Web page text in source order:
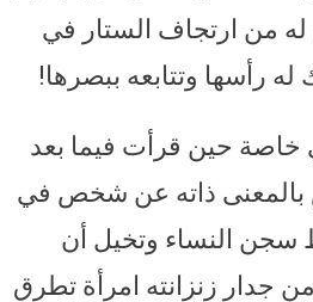
له من ارتجاف الستار في
له رأسها وتتابعه ببصرها!
خاصة حين قرأت فيما بعد
ذاته عن شخص في
سجن النساء وتخيل أن
جدار زنزانته امرأة تطرق